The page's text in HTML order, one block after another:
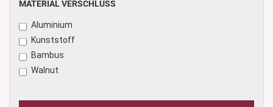
MATERIAL
MATERIAL VERSCHLUSS
Aluminium
Kunststoff
Bambus
Walnut